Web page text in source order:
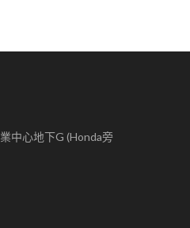
中心地下G (Honda旁